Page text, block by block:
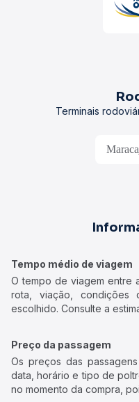
Terminais
Tempo médio de viagem
O tempo de viagem entre
rota, viação,
escolhido. Consulte a
Preço da passagem
Os preços das
data, horário e tipo de
no momento da compra,